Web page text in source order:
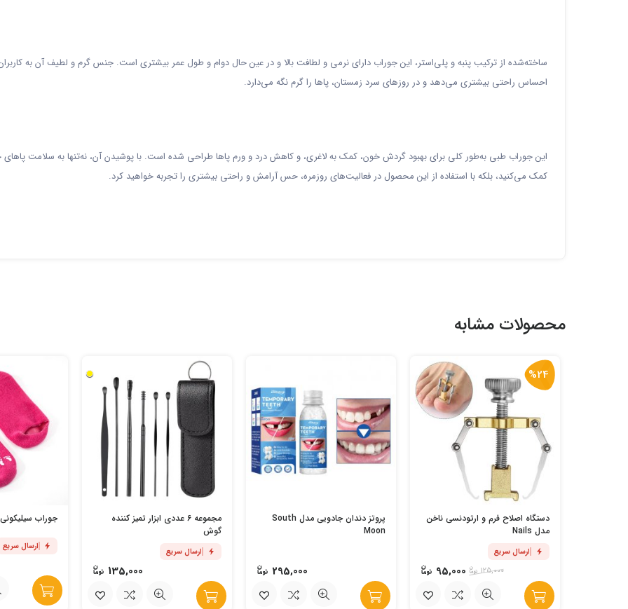
ساخته‌شده از ترکیب پنبه و پلی‌استر، این جوراب دارای نرمی و لطافت بالا و در عین حال دوام و طول عمر بیشتری است. جنس گرم و لطیف آن به
احساس راحتی بیشتری می‌دهد و در روزهای سرد زمستان، پاها را گرم نگه می‌دارد.
این جوراب طبی به‌طور کلی برای بهبود گردش خون، کمک به لاغری، و کاهش درد و ورم پاها طراحی شده است. با پوشیدن آن، نه‌تنها به سلامت
کمک می‌کنید، بلکه با استفاده از این محصول در فعالیت‌های روزمره، حس آرامش و راحتی بیشتری را تجربه خواهید کرد.
محصولات مشابه
%24
دستگاه اصلاح فرم و ارتودنسی ناخن
مدل Nails
ارسال سریع
125,000
95,000
پروتز دندان جادویی مدل South
Moon
295,000
مجموعه 6 عددی ابزار تمیز کننده
گوش
ارسال سریع
135,000
جوراب
ارسال سریع